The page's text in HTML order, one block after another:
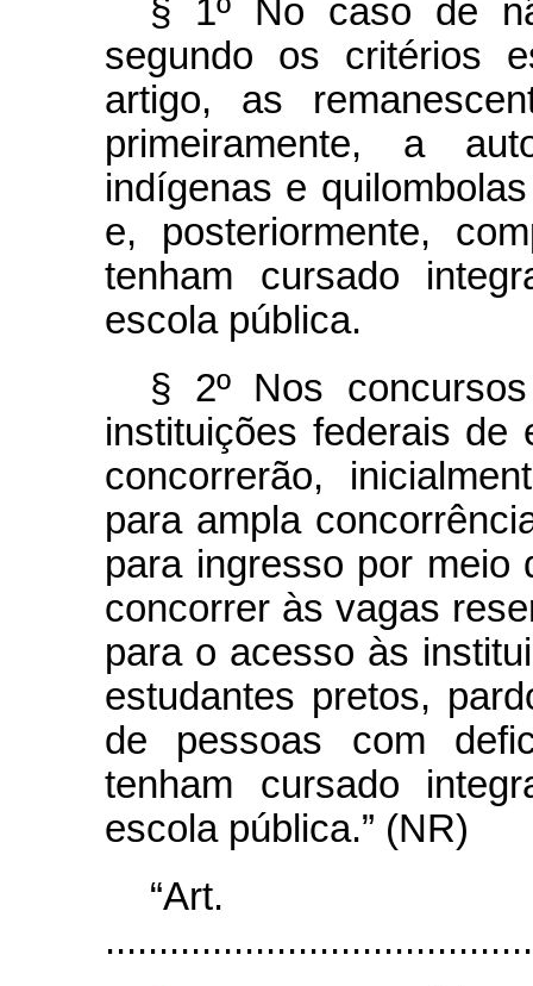
§ 1º No caso de
segundo os critérios
artigo, as
primeiramente, a
indígenas e
e, posteriormente,
tenham cursado
escola pública.
§ 2º Nos
instituições federais de
concorrerão,
para ampla
para ingresso por meio
concorrer às vagas
para o acesso às
estudantes pretos,
de pessoas com
tenham cursado
escola pública.” (NR)